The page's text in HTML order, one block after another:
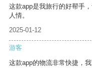
这款app是我旅行的好帮手
人情。
2025-01-12
游客
这款app的物流非常快捷，